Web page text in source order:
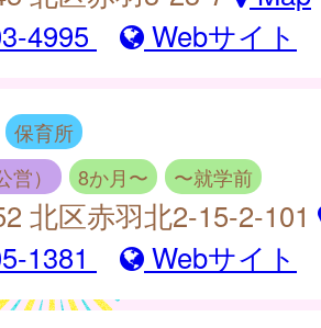
4995
Webサイト
保育所
）
8か月〜 〜就学前
北区赤羽北2-15-2-101
1381
Webサイト